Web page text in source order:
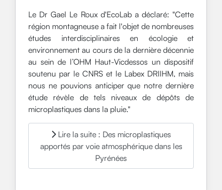
Le Dr Gael Le Roux d'EcoLab a déclaré: "Cette
région montagneuse a fait l'objet de nombreuses
études interdisciplinaires en écologie et
environnement au cours de la dernière décennie
au sein de l’OHM Haut-Vicdessos un dispositif
soutenu par le CNRS et le Labex DRIIHM, mais
nous ne pouvions anticiper que notre dernière
étude révèle de tels niveaux de dépôts de
microplastiques dans la pluie."
Lire la suite : Des microplastiques
apportés par voie atmosphérique dans les
Pyrénées